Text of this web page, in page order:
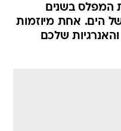
המפלס בשנים
הים. אחת מיוזמות
שלכם